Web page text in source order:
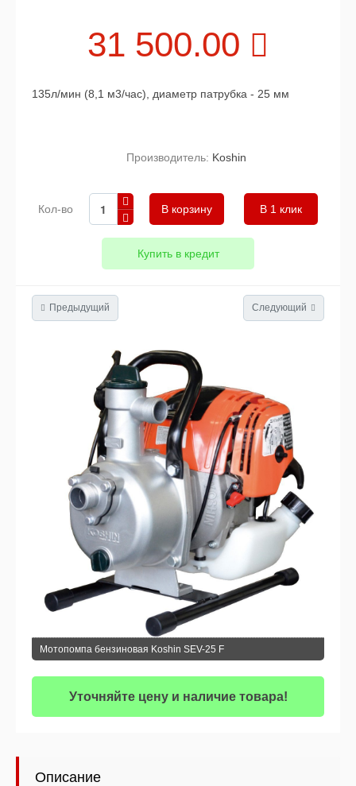
31 500.00
135л/мин (8,1 м3/час), диаметр патрубка - 25 мм
Производитель: Koshin
Кол-во В 1 клик
Купить в кредит
Предыдущий Следующий
Мотопомпа бензиновая Koshin SEV-25 F
Уточняйте цену и наличие товара!
Описание